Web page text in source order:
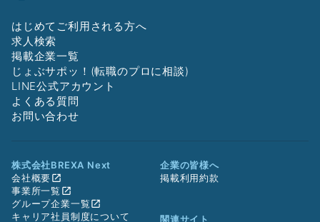
はじめてご利用される方へ
求人検索
掲載企業一覧
じょぶサポッ！(転職のプロに相談)
LINE公式アカウント
よくある質問
お問い合わせ
株式会社BREXA Next
会社概要
事業所一覧
グループ企業一覧
キャリア社員制度について
企業の皆様へ
掲載利用約款
関連サイト